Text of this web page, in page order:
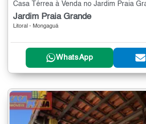
Jardim Praia Grande
Litoral - Mongaguá
WhatsApp